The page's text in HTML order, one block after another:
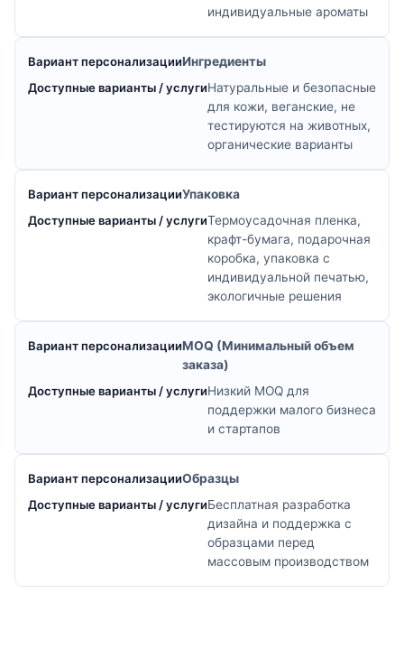
индивидуальные ароматы
Ингредиенты
Натуральные и безопасные
для кожи, веганские, не
тестируются на животных,
органические варианты
Упаковка
Термоусадочная пленка,
крафт-бумага, подарочная
коробка, упаковка с
индивидуальной печатью,
экологичные решения
MOQ (Минимальный объем
заказа)
Низкий MOQ для
поддержки малого бизнеса
и стартапов
Образцы
Бесплатная разработка
дизайна и поддержка с
образцами перед
массовым производством